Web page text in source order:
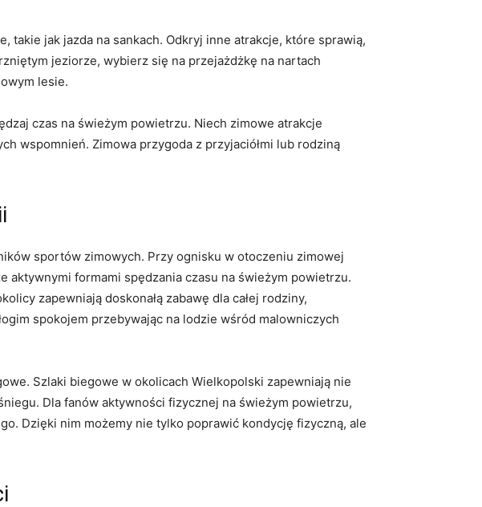
jak jazda‌ na sankach. Odkryj inne atrakcje, które sprawią,⁤
jeziorze, ​wybierz się na przejażdżkę na ⁢nartach
lesie.
czas na świeżym powietrzu. ⁢Niech zimowe atrakcje
wspomnień.‍ Zimowa przygoda‌ z‍ przyjaciółmi lub rodziną
sportów zimowych. Przy ognisku w otoczeniu zimowej
aktywnymi ‍formami spędzania czasu⁣ na świeżym ​powietrzu.
zapewniają doskonałą⁤ zabawę ‍dla całej ⁤rodziny,
⁤spokojem przebywając na ⁢lodzie⁢ wśród malowniczych
Szlaki biegowe w⁤ okolicach‍ Wielkopolski‍ zapewniają nie
Dla fanów aktywności fizycznej na świeżym powietrzu,
Dzięki nim możemy nie tylko poprawić kondycję fizyczną, ⁤ale